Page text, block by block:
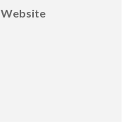
Website